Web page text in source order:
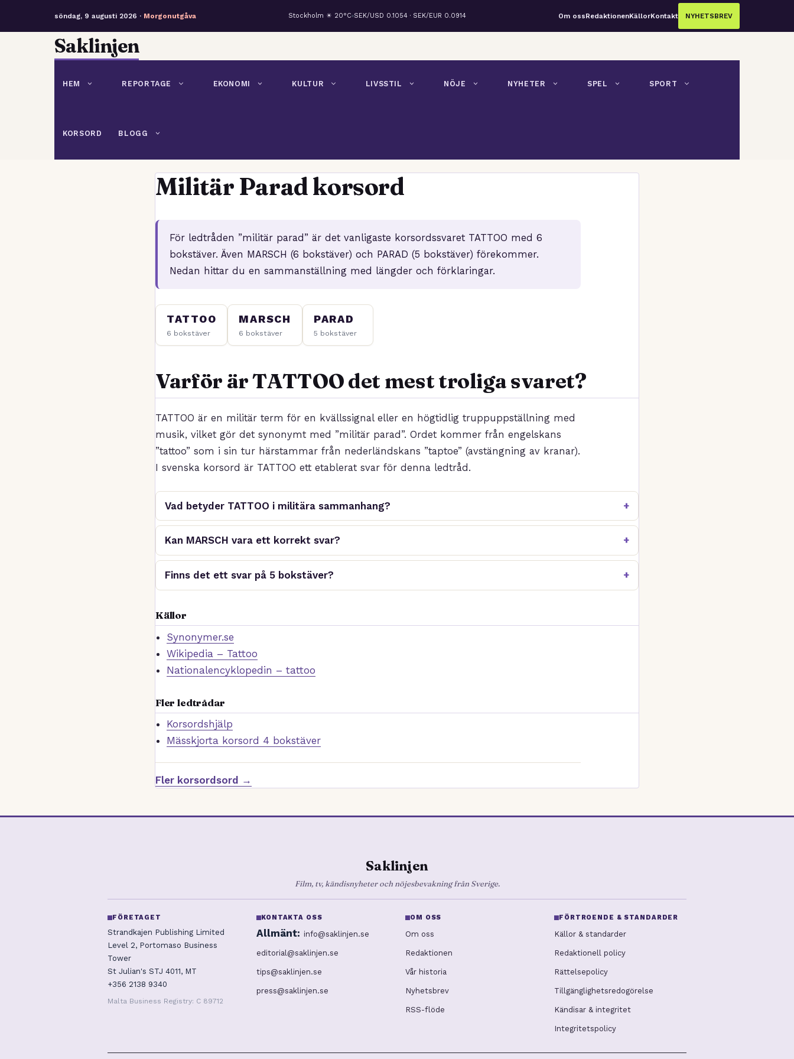
söndag, 9 augusti 2026 · Morgonutgåva Stockholm ☀ 20°C SEK/USD 0.1054 · SEK/EUR 0.0914 Om ossRedaktionenKällorKontakt NYHETSBREV
Saklinjen
HEM REPORTAGE EKONOMI KULTUR LIVSSTIL NÖJE NYHETER SPEL SPORT
KORSORD BLOGG
Militär Parad korsord
För ledtråden ”militär parad” är det vanligaste korsordssvaret TATTOO med 6
bokstäver. Även MARSCH (6 bokstäver) och PARAD (5 bokstäver) förekommer.
Nedan hittar du en sammanställning med längder och förklaringar.
TATTOO
6 bokstäver
MARSCH
6 bokstäver
PARAD
5 bokstäver
Varför är TATTOO det mest troliga svaret?
TATTOO är en militär term för en kvällssignal eller en högtidlig truppuppställning med
musik, vilket gör det synonymt med ”militär parad”. Ordet kommer från engelskans
”tattoo” som i sin tur härstammar från nederländskans ”taptoe” (avstängning av kranar).
I svenska korsord är TATTOO ett etablerat svar för denna ledtråd.
Vad betyder TATTOO i militära sammanhang?
Kan MARSCH vara ett korrekt svar?
Finns det ett svar på 5 bokstäver?
Källor
Synonymer.se
Wikipedia – Tattoo
Nationalencyklopedin – tattoo
Fler ledtrådar
Korsordshjälp
Mässkjorta korsord 4 bokstäver
Fler korsordsord →
Saklinjen
Film, tv, kändisnyheter och nöjesbevakning från Sverige.
FÖRETAGET
Strandkajen Publishing Limited
Level 2, Portomaso Business
Tower
St Julian's STJ 4011, MT
+356 2138 9340
Malta Business Registry: C 89712
KONTAKTA OSS
Allmänt: info@saklinjen.se
editorial@saklinjen.se
tips@saklinjen.se
press@saklinjen.se
OM OSS
Om oss
Redaktionen
Vår historia
Nyhetsbrev
RSS-flöde
FÖRTROENDE & STANDARDER
Källor & standarder
Redaktionell policy
Rättelsepolicy
Tillgänglighetsredogörelse
Kändisar & integritet
Integritetspolicy